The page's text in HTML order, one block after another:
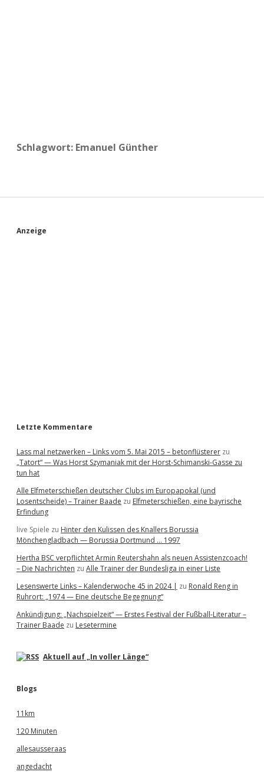
Schlagwort: Emanuel Günther
S
Anzeige
Letzte Kommentare
Lass mal netzwerken – Links vom 5. Mai 2015 – betonflüsterer zu
„Tatort“ — Was Horst Szymaniak mit der Horst-Schimanski-Gasse zu
tun hat
Alle Elfmeterschießen deutscher Clubs im Europapokal (und
Losentscheide) – Trainer Baade zu Elfmeterschießen, eine bayrische
Erfindung
live Spiele zu Hinter den Kulissen des Knallers Borussia
Mönchengladbach — Borussia Dortmund … 1997
Hertha BSC verpflichtet Armin Reutershahn als neuen Assistenzcoach!
– Die Nachrichten zu Alle Trainer der Bundesliga in einer Liste
Lesenswerte Links – Kalenderwoche 45 in 2024 | zu Ronald Reng in
Ruhrort: „1974 — Eine deutsche Begegnung“
Ankündigung: „Nachspielzeit“ — Erstes Festival der Fußball-Literatur –
Trainer Baade zu Lesetermine
Aktuell auf „In voller Länge“
Blogs
11km
120 Minuten
allesausseraas
angedacht